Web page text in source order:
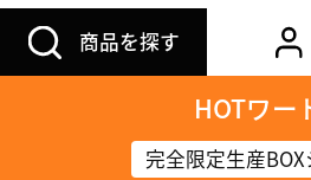
商品を探す
HOTワー
完全限定生産